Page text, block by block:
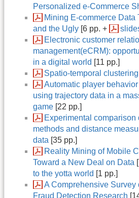
Personalized e-Commerce
Mining E-commerce Data
and the Ugly [6 pp. +
Electronic customer
management(eCRM):
in a digital world [11 pp.]
Spatio-temporal
Automatic player
using trajectory data in a
game [22 pp.]
Experimental comparison
methods and distance
data [35 pp.]
Reality Mining of Mobile
Toward a New Deal on Data
to the yotta world [1 pp.]
A Comprehensive Survey
Fraud Detection Research